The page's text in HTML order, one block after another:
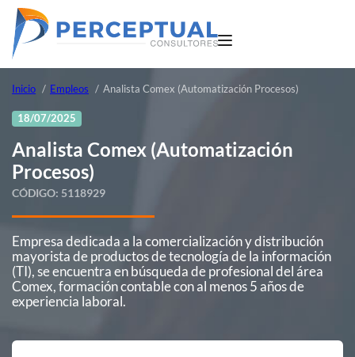
Inicio Empleos Analista Comex (Automatización Procesos)
18/07/2025
Analista Comex (Automatización
Procesos)
CÓDIGO: 5118929
Empresa dedicada a la comercialización y distribución
mayorista de productos de tecnología de la información
(TI), se encuentra en búsqueda de profesional del área
Comex, formación contable con al menos 5 años de
experiencia laboral.